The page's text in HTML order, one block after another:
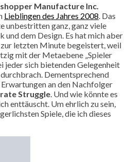
Manufacture Inc.
Lieblingen des Jahres 2008 . Das
unbestritten ganz, ganz viele
und dem Design. Es hat mich aber
letzten Minute begeistert, weil
mit der Metaebene „Spieler
jeder sich bietenden Gelegenheit
Dementsprechend
an den Nachfolger
Struggle . Und wie könnte es
enttäuscht. Um ehrlich zu sein,
Spiele, die ich dieses